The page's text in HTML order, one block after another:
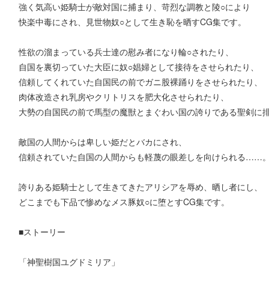
強く気高い姫騎士が敵対国に捕まり、苛烈な調教と陵○により
快楽中毒にされ、見世物奴○として生き恥を晒すCG集です。
性欲の溜まっている兵士達の慰み者になり輪○されたり、
自国を裏切っていた大臣に奴○娼婦として接待をさせられたり、
信頼してくれていた自国民の前でガニ股裸踊りをさせられたり、
肉体改造され乳房やクリトリスを肥大化させられたり、
大勢の自国民の前で馬型の魔獣とまぐわい国の誇りである聖剣に
敵国の人間からは卑しい姫だとバカにされ、
信頼されていた自国の人間からも軽蔑の眼差しを向けられる……
誇りある姫騎士として生きてきたアリシアを辱め、晒し者にし、
どこまでも下品で惨めなメス豚奴○に堕とすCG集です。
■ストーリー
「神聖樹国ユグドミリア」